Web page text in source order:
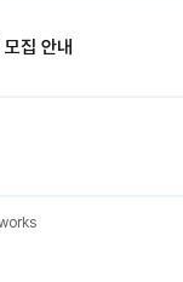
집 안내